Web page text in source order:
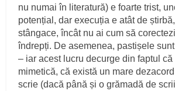
nu numai în literatură) e foarte trist,
potențial, dar execuția e atât de
stângace, încât nu ai cum să
îndrepți. De asemenea, pastișele
– iar acest lucru decurge din faptul
mimetică, că există un mare
scrie (dacă până și o grămadă de